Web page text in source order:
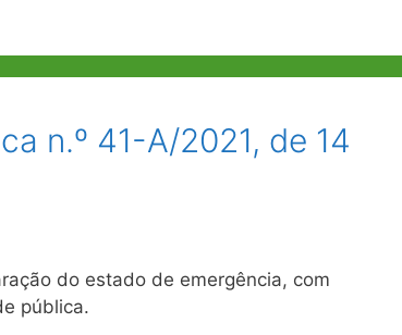
n.º 41-A/2021, de 14
do estado de emergência, com
pública.